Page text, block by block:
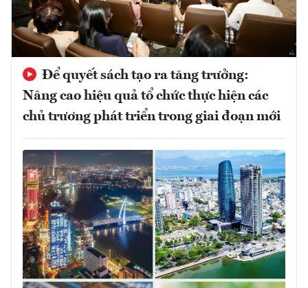
Để quyết sách tạo ra tăng trưởng:
Nâng cao hiệu quả tổ chức thực hiện các
chủ trương phát triển trong giai đoạn mới